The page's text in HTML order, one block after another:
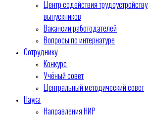
Центр содействия трудоустройству
выпускников
Вакансии работодателей
Вопросы по интернатуре
Сотруднику
Конкурс
Учёный совет
Центральный методический совет
Наука
Направления НИР